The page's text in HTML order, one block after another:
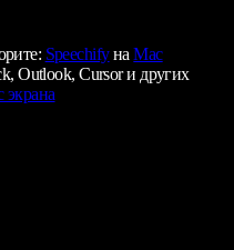
SpeechifyнаMac
Outlook, Cursor и других
экрана